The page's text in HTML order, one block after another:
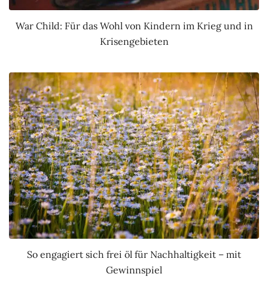
War Child: Für das Wohl von Kindern im Krieg und in
Krisengebieten
So engagiert sich frei öl für Nachhaltigkeit – mit
Gewinnspiel